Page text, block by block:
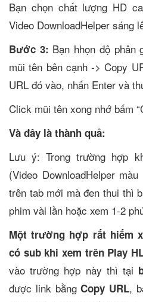
Bạn chọn chất lượng HD
Video DownloadHelper sáng
Bước 3: Bạn hhọn độ
mũi tên bên cạnh -> Copy
URL đó vào, nhấn Enter và
Click mũi tên xong nhớ bấm
Và đây là thành quả:
Lưu ý: Trong trường hợp
(Video DownloadHelper
trên tab mới mà đen thui thì
phim vài lần hoặc xem 1-2
Một trường hợp rất hiếm
có sub khi xem trên Play
vào trường hợp này thì tại
được link bằngCopy URL,